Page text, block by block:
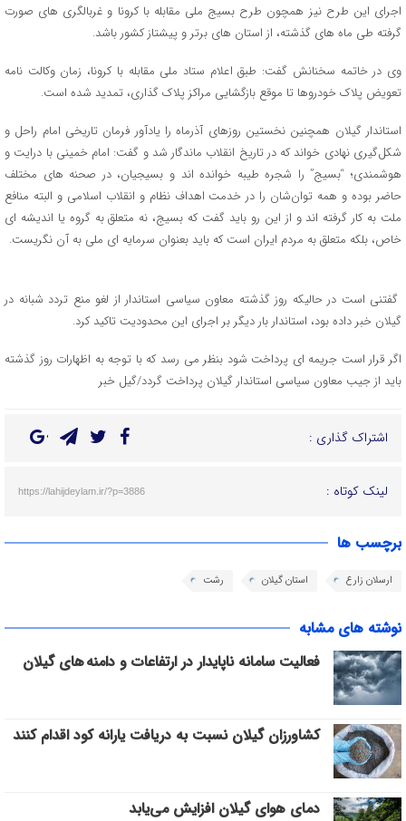
اجرای این طرح نیز همچون طرح بسیج ملی مقابله با کرونا و غربالگری های صورت
گرفته طی ماه های گذشته، از استان های برتر و پیشتاز کشور باشد.
وی در خاتمه سخنانش گفت: طبق اعلام ستاد ملی مقابله با کرونا، زمان وکالت نامه
تعویض پلاک خودروها تا موقع بازگشایی مراکز پلاک گذاری، تمدید شده است.
استاندار گیلان همچنین نخستین روزهای آذرماه را یادآور فرمان تاریخی امام راحل و
شکل‌گیری نهادی خواند که در تاریخ انقلاب ماندگار شد و گفت: امام خمینی با درایت و
هوشمندی؛ “بسیج” را شجره طیبه خوانده اند و بسیجیان، در صحنه های مختلف
حاضر بوده و همه توان‌شان را در خدمت اهداف نظام و انقلاب اسلامی و البته منافع
ملت به کار گرفته اند و از این رو باید گفت که بسیج، نه متعلق به گروه یا اندیشه ای
خاص، بلکه متعلق به مردم ایران است که باید بعنوان سرمایه ای ملی به آن نگریست.
گفتنی است در حالیکه روز گذشته معاون سیاسی استاندار از لغو منع تردد شبانه در
گیلان خبر داده بود، استاندار بار دیگر بر اجرای این محدودیت تاکید کرد.
اگر قرار است جریمه ای پرداخت شود بنظر می رسد که با توجه به اظهارات روز گذشته
باید از جیب معاون سیاسی استاندار گیلان پرداخت گردد/گیل خبر
اشتراک گذاری :
لینک کوتاه : https://lahijdeylam.ir/?p=3886
برچسب ها
ارسلان زارع استان گیلان رشت
نوشته های مشابه
فعالیت سامانه ناپایدار در ارتفاعات و دامنه های گیلان
کشاورزان گیلان نسبت به دریافت یارانه کود اقدام کنند
دمای هوای گیلان افزایش می‌یابد